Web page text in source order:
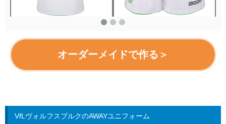
オーダーメイドで作る＞
VfLヴォルフスブルクのAWAYユニフォーム